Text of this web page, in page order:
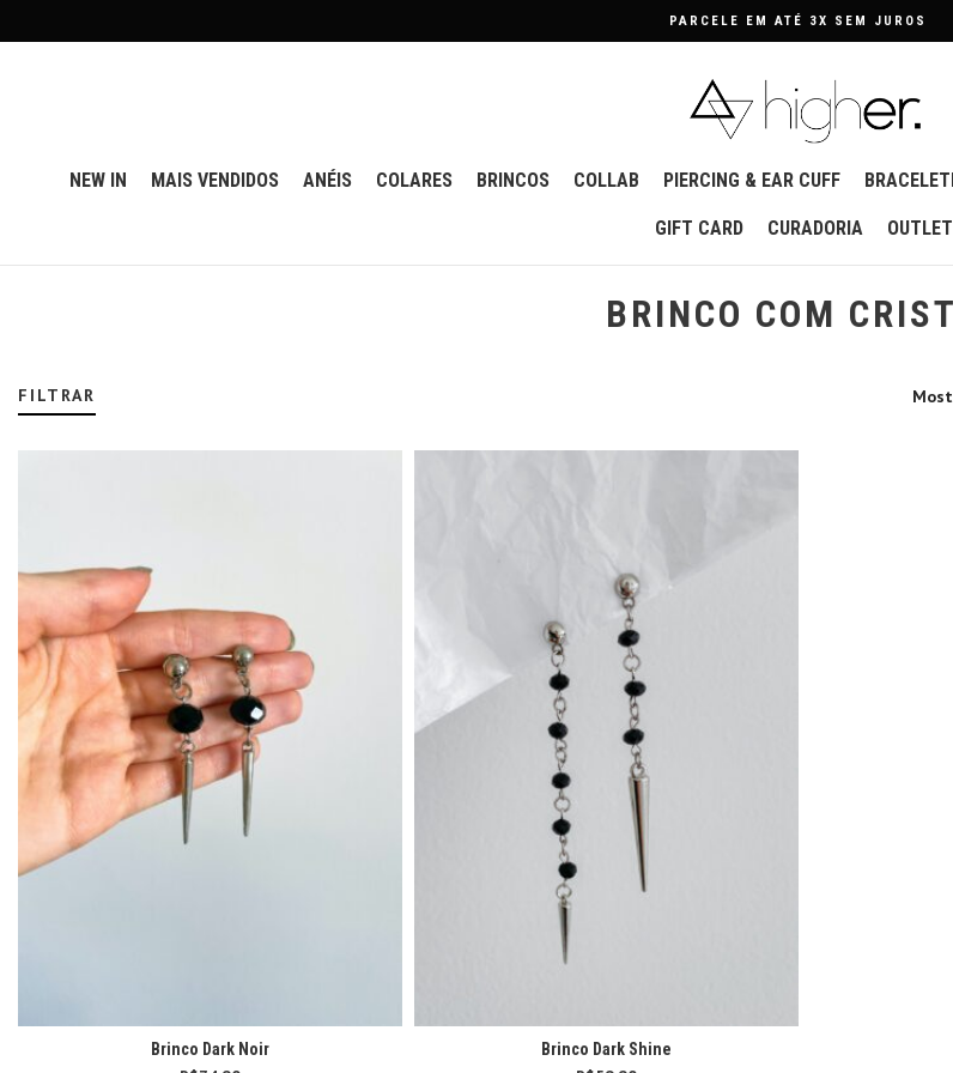
PARCELE EM ATÉ 3X SEM JUROS
NEW IN MAIS VENDIDOS ANÉIS COLARES BRINCOS COLLAB PIERCING & EAR CUFF
GIFT CARD CURADORIA OUTLET
BRINCO COM
FILTRAR
Brinco Dark Noir Brinco Dark Shine